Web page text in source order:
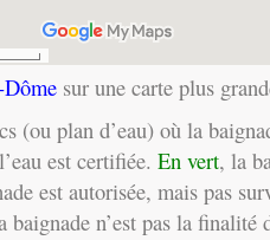
sur une carte plus
(ou plan d’eau) où la
est certifiée. En vert, la
est autorisée, mais pas
baignade n’est pas la finalité